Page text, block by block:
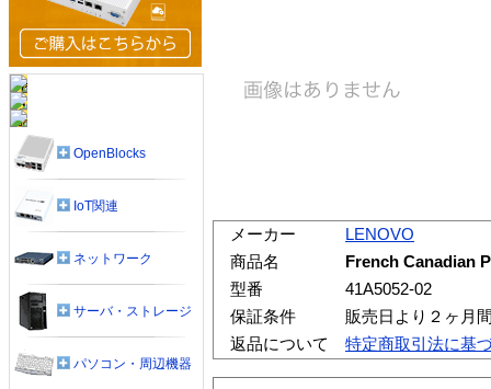
メーカー
LENOVO
商品名
French Canadian
型番
41A5052-02
保証条件
販売日より２ヶ月
返品について
特定商取引法に基
OpenBlocks
IoT関連
ネットワーク
サーバ・ストレージ
パソコン・周辺機器